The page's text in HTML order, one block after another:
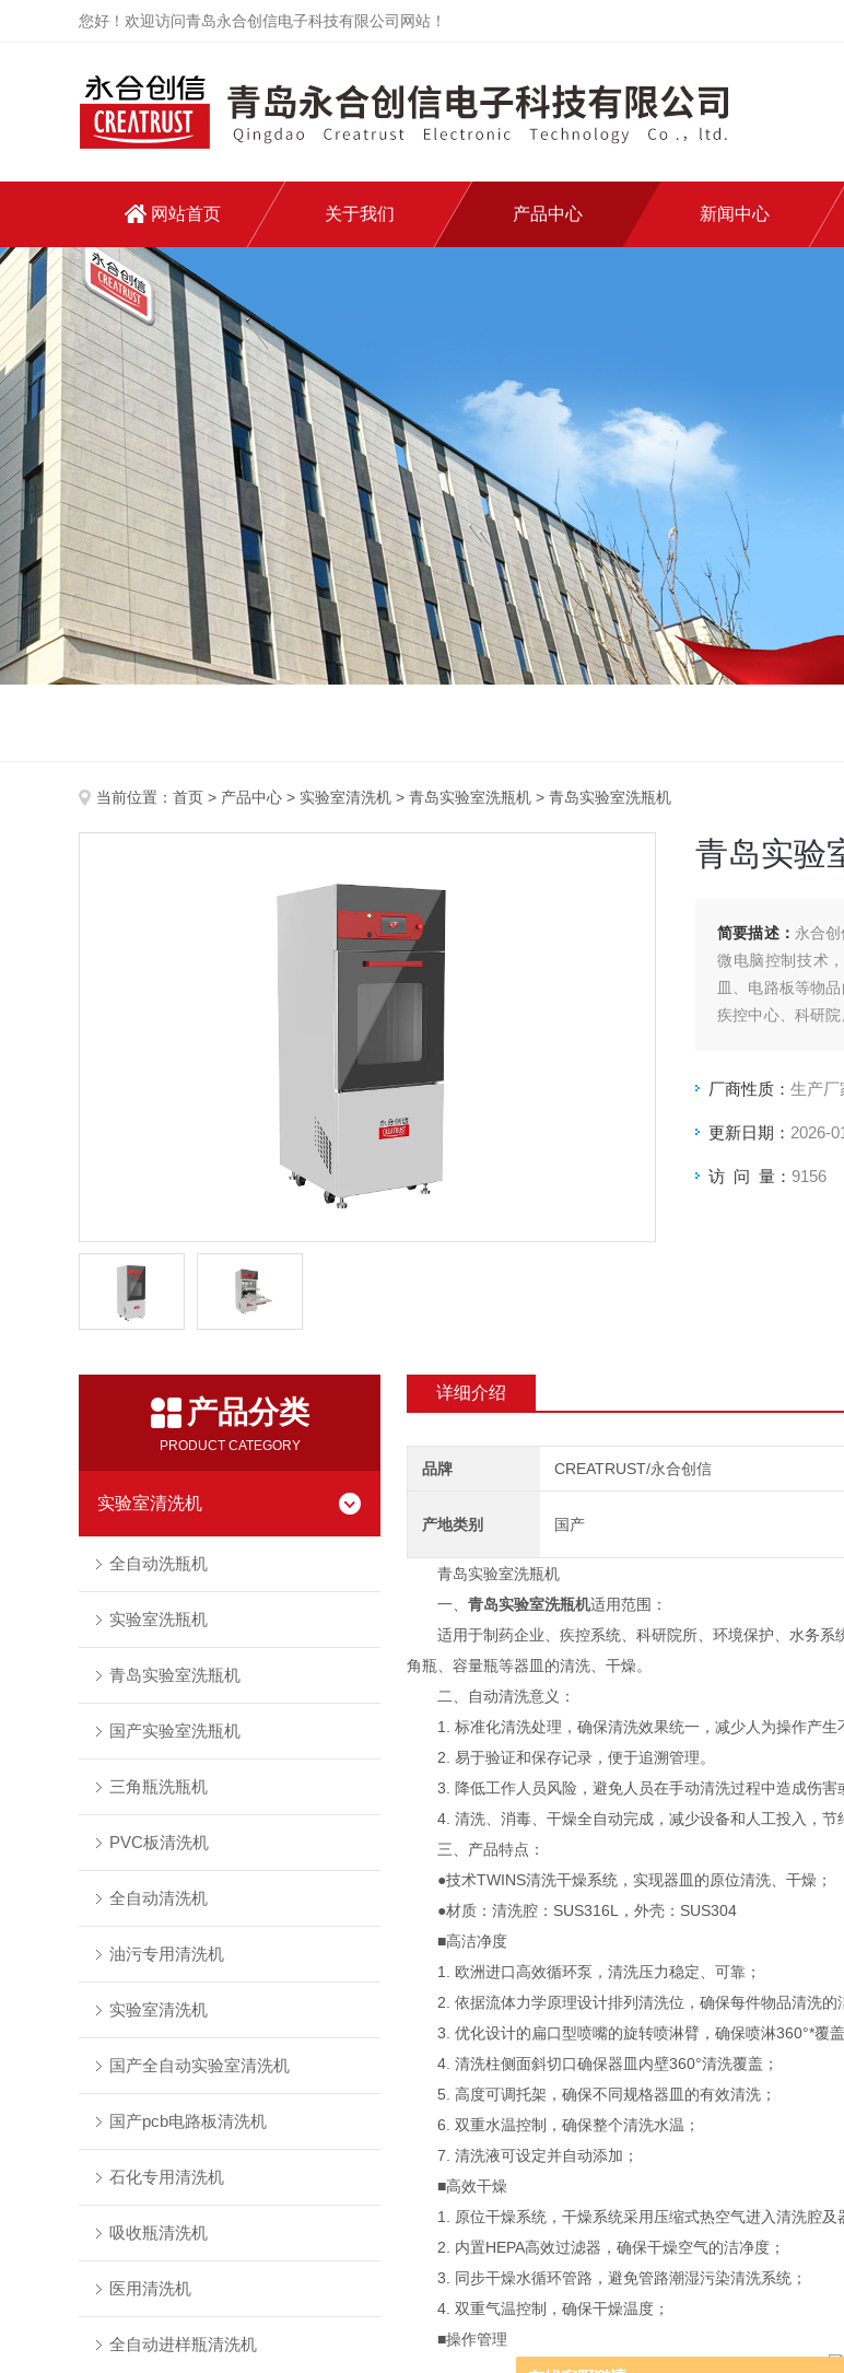
您好！欢迎访问青岛永合创信电子科技有限公司网站！
网站首页 关于我们 产品中心 新闻中心
当前位置： 首页 > 产品中心 > 实验室清洗机 > 青岛实验室洗瓶机 > 青岛实验室洗瓶机
青岛实验
简要描述： 永合
微电脑控制技术
皿、电路板等物
疾控中心、科研
厂商性质： 生产厂
更新日期： 2026-
访 问 量： 9156
产品分类
PRODUCT CATEGORY
实验室清洗机
全自动洗瓶机
实验室洗瓶机
青岛实验室洗瓶机
国产实验室洗瓶机
三角瓶洗瓶机
PVC板清洗机
全自动清洗机
油污专用清洗机
实验室清洗机
国产全自动实验室清洗机
国产pcb电路板清洗机
石化专用清洗机
吸收瓶清洗机
医用清洗机
全自动进样瓶清洗机
详细介绍
品牌 CREATRUST/永合创信
产地类别 国产
青岛实验室洗瓶机
一、 青岛实验室洗瓶机适用范围：
适用于制药企业、疾控系统、科研院所、环境保护、水务系
角瓶、容量瓶等器皿的清洗、干燥。
二、自动清洗意义：
1. 标准化清洗处理，确保清洗效果统一，减少人为操作产生
2. 易于验证和保存记录，便于追溯管理。
3. 降低工作人员风险，避免人员在手动清洗过程中造成伤害
4. 清洗、消毒、干燥全自动完成，减少设备和人工投入，节
三、产品特点：
●技术TWINS清洗干燥系统，实现器皿的原位清洗、干燥；
●材质：清洗腔：SUS316L，外壳：SUS304
■高洁净度
1. 欧洲进口高效循环泵，清洗压力稳定、可靠；
2. 依据流体力学原理设计排列清洗位，确保每件物品清洗的
3. 优化设计的扁口型喷嘴的旋转喷淋臂，确保喷淋360°*覆盖
4. 清洗柱侧面斜切口确保器皿内壁360°清洗覆盖；
5. 高度可调托架，确保不同规格器皿的有效清洗；
6. 双重水温控制，确保整个清洗水温；
7. 清洗液可设定并自动添加；
■高效干燥
1. 原位干燥系统，干燥系统采用压缩式热空气进入清洗腔及
2. 内置HEPA高效过滤器，确保干燥空气的洁净度；
3. 同步干燥水循环管路，避免管路潮湿污染清洗系统；
4. 双重气温控制，确保干燥温度；
■操作管理